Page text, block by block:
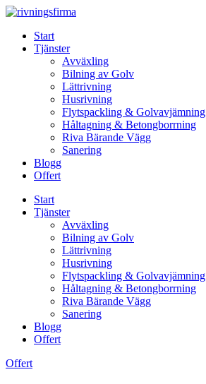
Skip
contentStart
Tjänster
Avväxling
Bilning av Golv
Lättrivning
Husrivning
Flytspackling & Golvavjämning
Håltagning & Betongborrning
Riva Bärande Vägg
Sanering
Blogg
Offert
Start
Tjänster
Avväxling
Bilning av Golv
Lättrivning
Husrivning
Flytspackling & Golvavjämning
Håltagning & Betongborrning
Riva Bärande Vägg
Sanering
Blogg
Offert
Offert